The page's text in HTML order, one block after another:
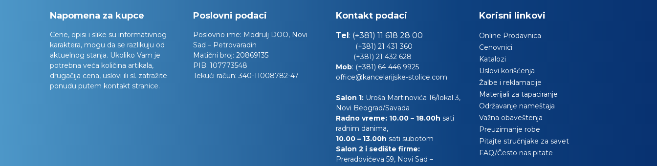
Napomena za kupce
Cene, opisi i slike su informativnog
karaktera, mogu da se razlikuju od
aktuelnog stanja. Ukoliko Vam je
potrebna veća količina artikala,
drugačija cena, uslovi ili sl. zatražite
ponudu putem kontakt stranice.
Poslovni podaci
Poslovno ime: Modrulj DOO, Novi
Sad – Petrovaradin
Matični broj: 20869135
PIB: 107773548
Tekući račun: 340-11008782-47
Kontakt podaci
Tel: (+381) 11 618 28 00
(+381) 21 431 360
(+381) 21 432 628
Mob: (+381) 64 446 9925
office@kancelarijske-stolice.com
Salon 1: Uroša Martinovića 16/lokal 3,
Novi Beograd/Savada
Radno vreme: 10.00 – 18.00h sati
radnim danima,
10.00 – 13.00h sati subotom
Salon 2 i sedište firme:
Preradovićeva 59, Novi Sad –
Korisni linkovi
Online Prodavnica
Cenovnici
Katalozi
Uslovi korišćenja
Žalbe i reklamacije
Materijali za tapaciranje
Održavanje nameštaja
Važna obaveštenja
Preuzimanje robe
Pitajte stručnjake za savet
FAQ/Često nas pitate